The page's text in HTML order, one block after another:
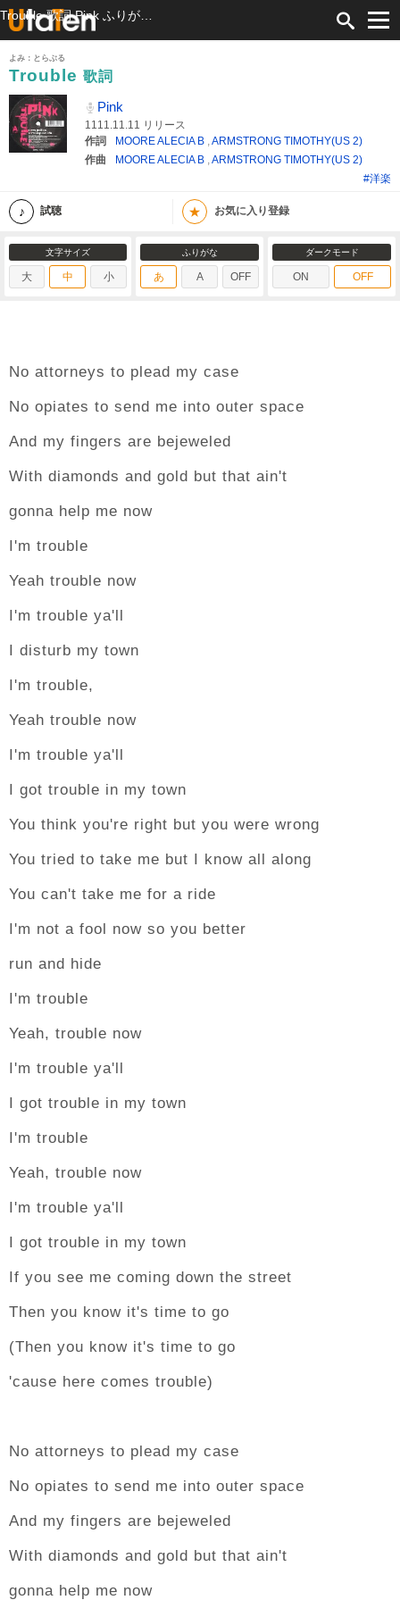
よみ：とらぶる
Trouble 歌詞
Pink
1111.11.11 リリース
作詞
MOORE ALECIA B ,ARMSTRONG TIMOTHY(US 2)
作曲
MOORE ALECIA B ,ARMSTRONG TIMOTHY(US 2)
#洋楽
試聴 ★ お気に入り登録
文字サイズ
大 中 小
ふりがな
あ A OFF
ダークモード
ON OFF
No attorneys to plead my case
No opiates to send me into outer space
And my fingers are bejeweled
With diamonds and gold but that ain't
gonna help me now
I'm trouble
Yeah trouble now
I'm trouble ya'll
I disturb my town
I'm trouble,
Yeah trouble now
I'm trouble ya'll
I got trouble in my town
You think you're right but you were wrong
You tried to take me but I know all along
You can't take me for a ride
I'm not a fool now so you better
run and hide
I'm trouble
Yeah, trouble now
I'm trouble ya'll
I got trouble in my town
I'm trouble
Yeah, trouble now
I'm trouble ya'll
I got trouble in my town
If you see me coming down the street
Then you know it's time to go
(Then you know it's time to go
'cause here comes trouble)
No attorneys to plead my case
No opiates to send me into outer space
And my fingers are bejeweled
With diamonds and gold but that ain't
gonna help me now